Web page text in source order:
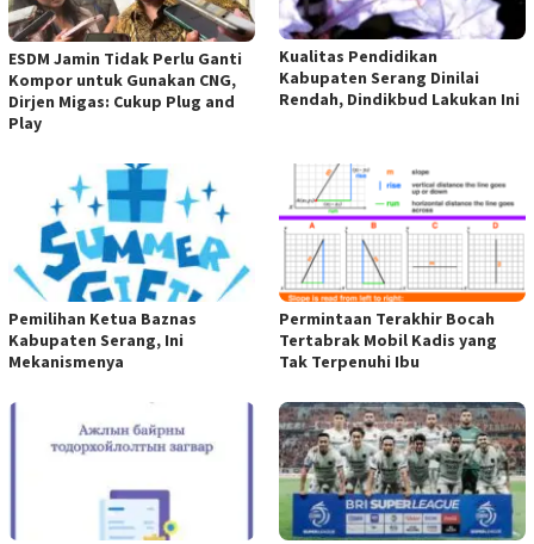
ESDM Jamin Tidak Perlu Ganti
Kompor untuk Gunakan CNG,
Dirjen Migas: Cukup Plug and
Play
Kualitas Pendidikan
Kabupaten Serang Dinilai
Rendah, Dindikbud Lakukan Ini
Pemilihan Ketua Baznas
Kabupaten Serang, Ini
Mekanismenya
Permintaan Terakhir Bocah
Tertabrak Mobil Kadis yang
Tak Terpenuhi Ibu